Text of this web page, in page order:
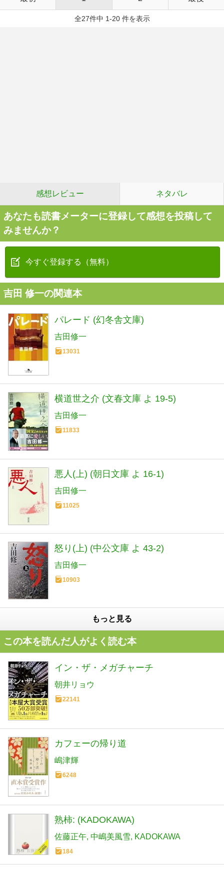
全27件中 1-20 件を表示
感想レビュー ネタバレ
あなたも読書メーターに登録して感想を投稿して
みませんか？
今すぐ登録する（無料）
吉田 修一の関連本
パレード (幻冬舎文庫)
吉田修一
13031
横道世之介 (文春文庫 よ 19-5)
吉田修一
11833
悪人(上) (朝日文庫 よ 16-1)
吉田修一
11025
怒り(上) (中公文庫 よ 43-2)
吉田修一
10903
もっと見る
この本を読んだ人がよく読む本
イン・ザ・メガチャーチ
朝井リョウ
22141
カフェーの帰り道
嶋津輝
6248
熟柿: (KADOKAWA)
佐藤正午 中嶋美風雪 KADOKAWA
184